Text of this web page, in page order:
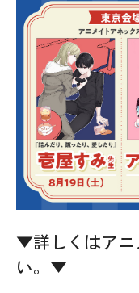
▼詳しくはアニ
い。▼